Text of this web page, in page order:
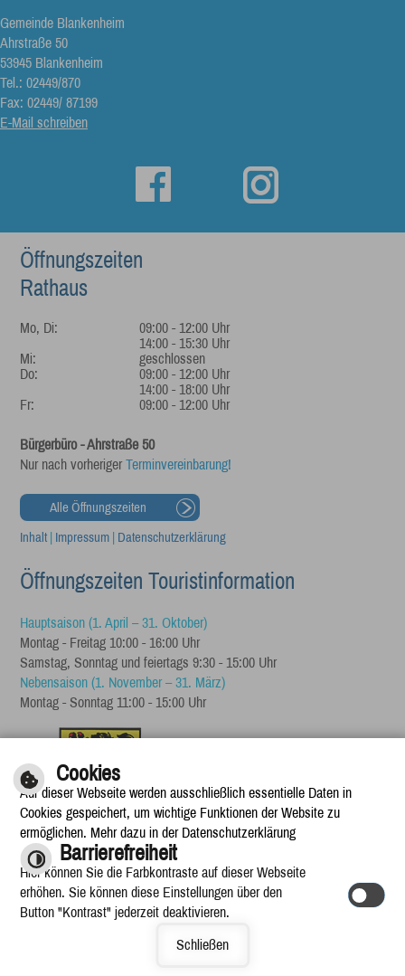
Gemeinde Blankenheim
Ahrstraße 50
53945 Blankenheim
Tel.: 02449/870
Fax: 02449/ 87199
E-Mail schreiben
Öffnungszeiten
Rathaus
Mo, Di:
09:00 - 12:00 Uhr
14:00 - 15:30 Uhr
Mi:
geschlossen
Do:
09:00 - 12:00 Uhr
14:00 - 18:00 Uhr
Fr:
09:00 - 12:00 Uhr
Bürgerbüro - Ahrstraße 50
Nur nach vorherigerTerminvereinbarung!
Alle Öffnungszeiten
Inhalt Impressum Datenschutzerklärung
Öffnungszeiten Touristinformation
Hauptsaison (1. April – 31. Oktober)
Montag - Freitag 10:00 - 16:00 Uhr
Samstag, Sonntag und feiertags 9:30 - 15:00 Uhr
Nebensaison (1. November – 31. März)
Montag - Sonntag 11:00 - 15:00 Uhr
Cookies
Auf dieser Webseite werden ausschließlich essentielle Daten in
Cookies gespeichert, um wichtige Funktionen der Website zu
ermöglichen. Mehr dazu in der Datenschutzerklärung
Barrierefreiheit
Hier können Sie die Farbkontraste auf dieser Webseite
erhöhen. Sie können diese Einstellungen über den
Button "Kontrast" jederzeit deaktivieren.
Schließen